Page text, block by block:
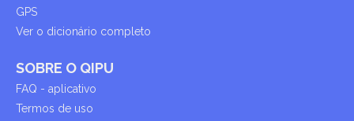
GPS
Ver o dicionário completo
SOBRE O QIPU
FAQ - aplicativo
Termos de uso